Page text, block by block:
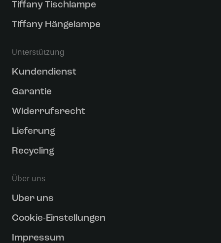
Tiffany Tischlampe
Tiffany Hängelampe
Unterstützung
Kundendienst
Garantie
Widerrufsrecht
Lieferung
Recycling
Über uns
Uber uns
Cookie-Einstellungen
Impressum